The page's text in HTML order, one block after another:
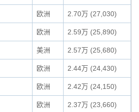
欧洲 2.70万 (27,030)
欧洲 2.59万 (25,890)
美洲 2.57万 (25,680)
欧洲 2.44万 (24,430)
欧洲 2.42万 (24,150)
欧洲 2.37万 (23,660)